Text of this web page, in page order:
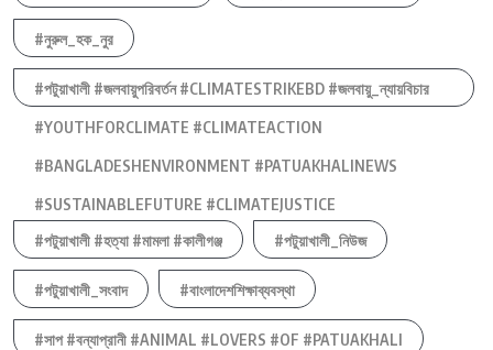
#নুরুল_হক_নুর
#পটুয়াখালী #জলবায়ুপরিবর্তন #CLIMATESTRIKEBD #জলবায়ু_ন্যায়বিচার
#YOUTHFORCLIMATE #CLIMATEACTION
#BANGLADESHENVIRONMENT #PATUAKHALINEWS
#SUSTAINABLEFUTURE #CLIMATEJUSTICE
#পটুয়াখালী #হত্যা #মামলা #কালীগঞ্জ
#পটুয়াখালী_নিউজ
#পটুয়াখালী_সংবাদ #বাংলাদেশশিক্ষাব্যবস্থা
#সাপ #বন্যাপ্রানী #ANIMAL #LOVERS #OF #PATUAKHALI